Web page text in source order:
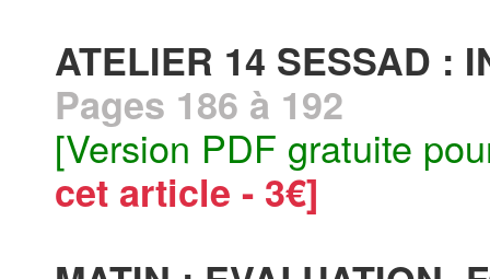
ATELIER 14 SESSAD :
Pages 186 à 192
[Version PDF gratuite
cet article - 3€]